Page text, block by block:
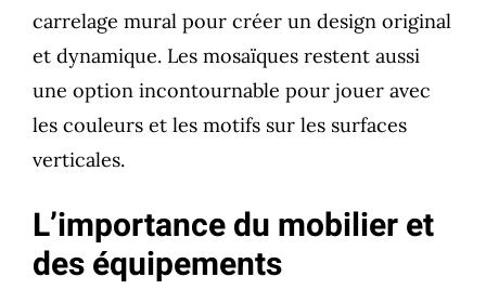
carrelage mural pour créer un design original
et dynamique. Les mosaïques restent aussi
une option incontournable pour jouer avec
les couleurs et les motifs sur les surfaces
verticales.
L’importance du mobilier et
des équipements